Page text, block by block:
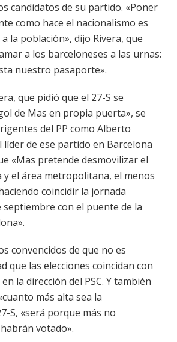
candidatos de su partido. «Poner
como hace el nacionalismo es
la población», dijo Rivera, que
a los barceloneses a las urnas:
nuestro pasaporte».
que pidió que el 27-S se
de Mas en propia puerta», se
del PP como Alberto
líder de ese partido en Barcelona
«Mas pretende desmovilizar el
y el área metropolitana, el menos
coincidir la jornada
septiembre con el puente de la
convencidos de que no es
que las elecciones coincidan con
la dirección del PSC. Y también
más alta sea la
S, «será porque más no
votado».